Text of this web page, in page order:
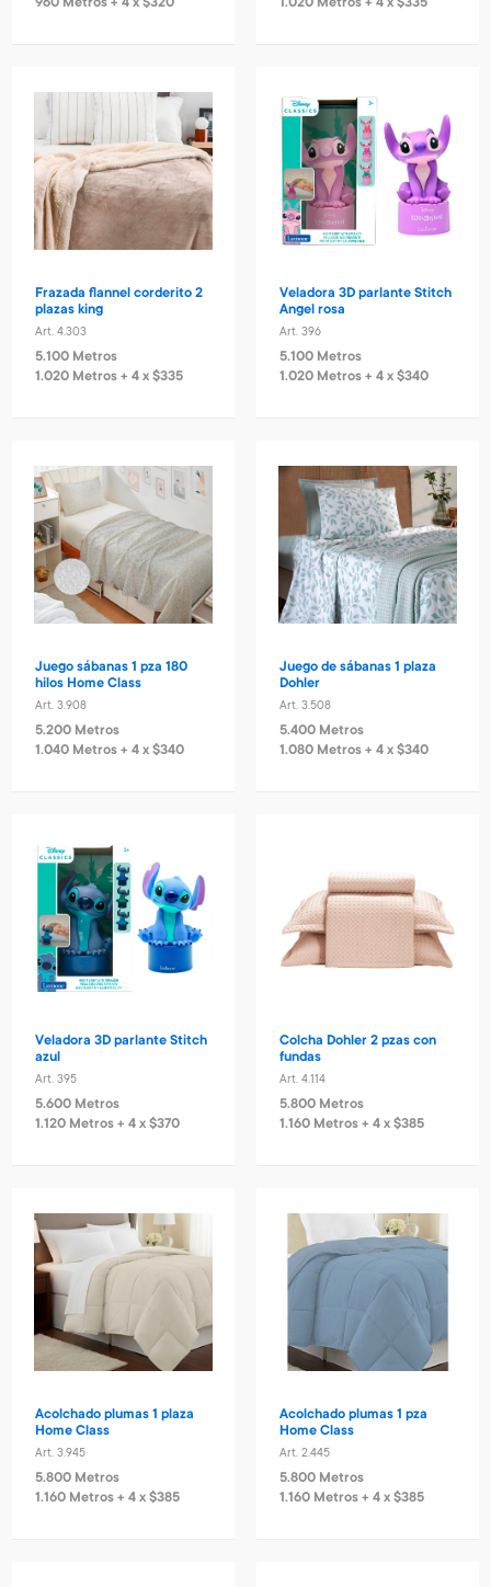
Frazada flannel corderito 2
plazas king
Art. 4.303
5.100 Metros
1.020 Metros + 4 x $335
Veladora 3D parlante Stitch
Angel rosa
Art. 396
5.100 Metros
1.020 Metros + 4 x $340
Juego sábanas 1 pza 180
hilos Home Class
Art. 3.908
5.200 Metros
1.040 Metros + 4 x $340
Juego de sábanas 1 plaza
Dohler
Art. 3.508
5.400 Metros
1.080 Metros + 4 x $340
Veladora 3D parlante Stitch
azul
Art. 395
5.600 Metros
1.120 Metros + 4 x $370
Colcha Dohler 2 pzas con
fundas
Art. 4.114
5.800 Metros
1.160 Metros + 4 x $385
Acolchado plumas 1 plaza
Home Class
Art. 3.945
5.800 Metros
1.160 Metros + 4 x $385
Acolchado plumas 1 pza
Home Class
Art. 2.445
5.800 Metros
1.160 Metros + 4 x $385